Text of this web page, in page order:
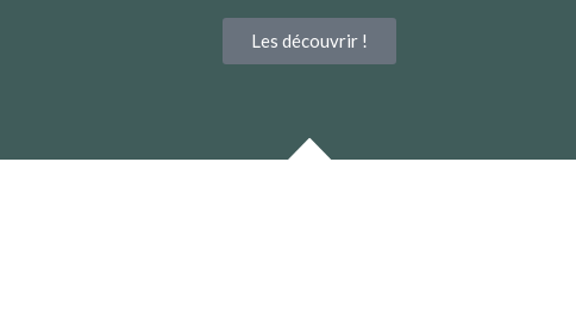
Les découvrir !